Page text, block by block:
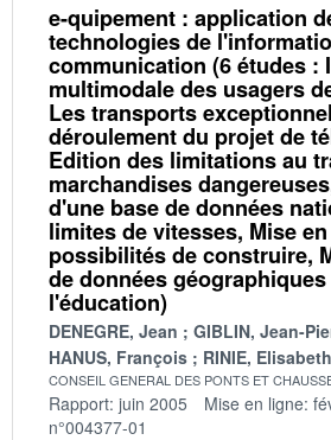
e-quipement : application
technologies de
communication (6 études :
multimodale des usagers
Les transports
déroulement du projet de
Edition des limitations au
marchandises
d'une base de données
limites de vitesses, Mise
possibilités de construire,
de données
l'éducation)
DENEGRE, Jean
GIBLIN, Jean-
HANUS, François
RINIE, Elisabeth
CONSEIL GENERAL DES PONTS ET
Rapport: juin 2005 Mise en ligne:
n°004377-01